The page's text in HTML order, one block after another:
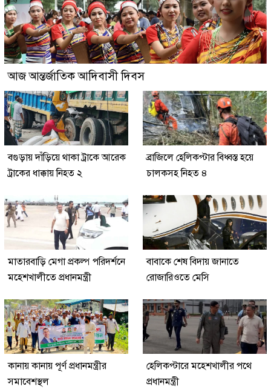
আজ আন্তর্জাতিক আদিবাসী দিবস
বগুড়ায় দাঁড়িয়ে থাকা ট্রাকে আরেক
ট্রাকের ধাক্কায় নিহত ২
ব্রাজিলে হেলিকপ্টার বিধ্বস্ত হয়ে
চালকসহ নিহত ৪
মাতারবাড়ি মেগা প্রকল্প পরিদর্শনে
মহেশখালীতে প্রধানমন্ত্রী
বাবাকে শেষ বিদায় জানাতে
রোজারিওতে মেসি
কানায় কানায় পূর্ণ প্রধানমন্ত্রীর
সমাবেশস্থল
হেলিকপ্টারে মহেশখালীর পথে
প্রধানমন্ত্রী